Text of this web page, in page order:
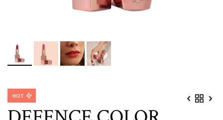
HOT